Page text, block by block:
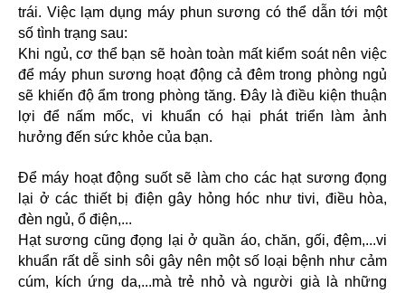
trái. Việc lạm dụng máy phun sương có thể dẫn tới một
số tình trạng sau:
Khi ngủ, cơ thể bạn sẽ hoàn toàn mất kiểm soát nên việc
để máy phun sương hoạt động cả đêm trong phòng ngủ
sẽ khiến độ ẩm trong phòng tăng. Đây là điều kiện thuận
lợi để nấm mốc, vi khuẩn có hại phát triển làm ảnh
hưởng đến sức khỏe của bạn.
Để máy hoạt động suốt sẽ làm cho các hạt sương đọng
lại ở các thiết bị điện gây hỏng hóc như tivi, điều hòa,
đèn ngủ, ổ điện,...
Hạt sương cũng đọng lại ở quần áo, chăn, gối, đệm,...vi
khuẩn rất dễ sinh sôi gây nên một số loại bệnh như cảm
cúm, kích ứng da,...mà trẻ nhỏ và người già là những